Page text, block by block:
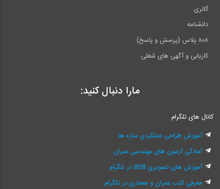
گالری
دانشنامه
۸۰۸ پلاس (پرسش و پاسخ)
کاریابی و آگهی های شغلی
مارا دنبال کنید:
کانال های تلگرام
آموزش طراحی عملکردی سازه ها
آمادگی آزمون های مهندسی عمران
آموزش های تصویری 808 در تلگرام
معرفی کتب عمران و معماری در تلگرام